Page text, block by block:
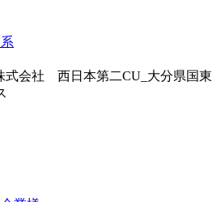
式会社 西日本第二CU_大分県国東